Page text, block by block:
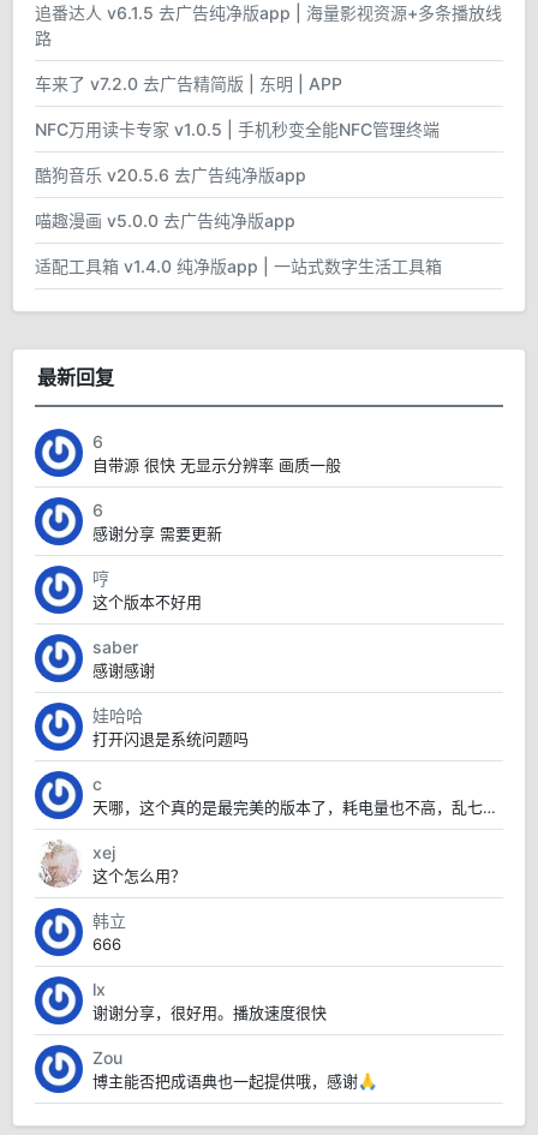
追番达人 v6.1.5 去广告纯净版app | 海量影视资源+多条播放线
路
车来了 v7.2.0 去广告精简版 | 东明 | APP
NFC万用读卡专家 v1.0.5 | 手机秒变全能NFC管理终端
酷狗音乐 v20.5.6 去广告纯净版app
喵趣漫画 v5.0.0 去广告纯净版app
适配工具箱 v1.4.0 纯净版app | 一站式数字生活工具箱
最新回复
6
自带源 很快 无显示分辨率 画质一般
6
感谢分享 需要更新
哼
这个版本不好用
saber
感谢感谢
娃哈哈
打开闪退是系统问题吗
c
天哪，这个真的是最完美的版本了，耗电量也不高，乱七八糟的也没有，太赞了
xej
这个怎么用？
韩立
666
lx
谢谢分享，很好用。播放速度很快
Zou
博主能否把成语典也一起提供哦，感谢🙏